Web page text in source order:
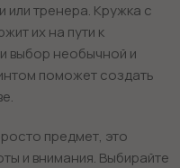
или тренера. Кружка с
их на пути к
выбор необычной и
поможет создать
предмет, это
и внимания. Выбирайте